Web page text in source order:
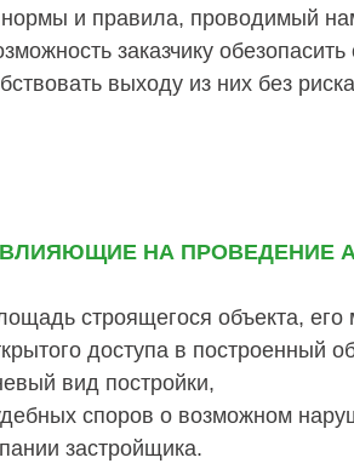
нормы и правила, проводимый
заказчику
выходу из них без
НА ПРОВЕДЕНИЕ
строящегося объекта, его
доступа в построенный
вид постройки,
споров о возможном
застройщика.